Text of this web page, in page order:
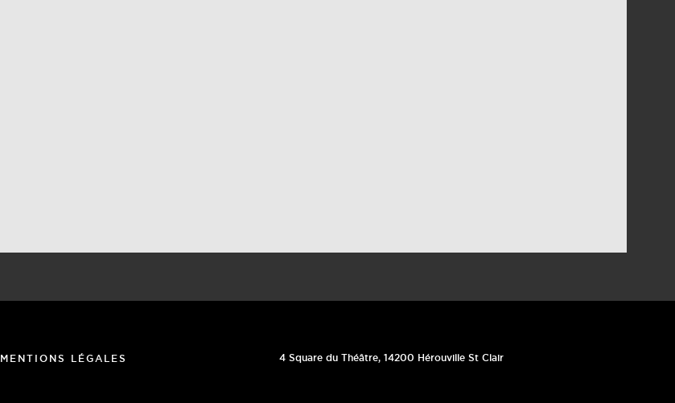
MENTIONS LÉGALES 4 Square du Théâtre, 14200 Hérouville St Clair